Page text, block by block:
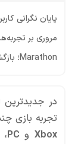
پایان نگرانی
مروری بر
Marathon؛ بازگشت یک عنوان کلاسیک با رویکردی مدرن
در
تجربه بازی
Xbox و PC